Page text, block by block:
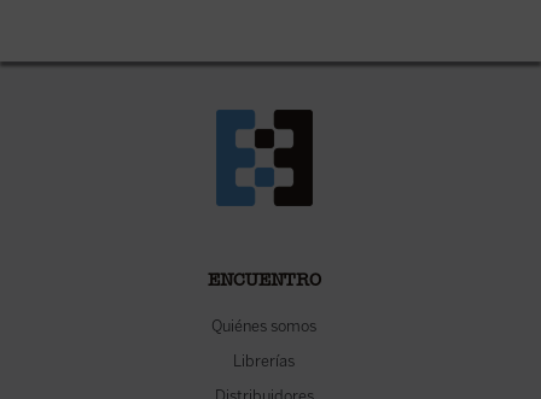
ENCUENTRO
Quiénes somos
Librerías